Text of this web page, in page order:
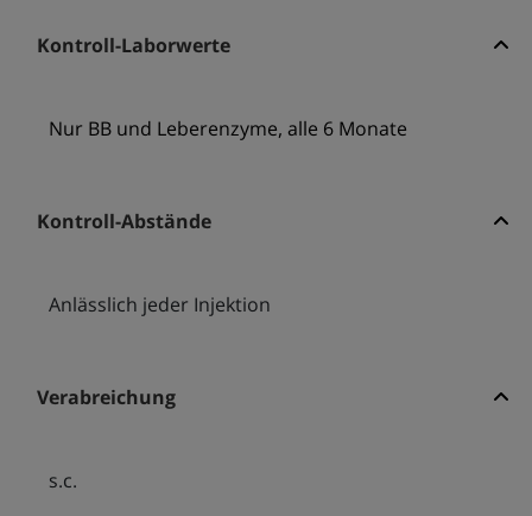
Kontroll-Laborwerte
Nur BB und Leberenzyme, alle 6 Monate
Kontroll-Abstände
Anlässlich jeder Injektion
Verabreichung
s.c.